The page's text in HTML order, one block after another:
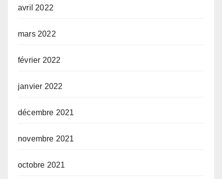
avril 2022
mars 2022
février 2022
janvier 2022
décembre 2021
novembre 2021
octobre 2021